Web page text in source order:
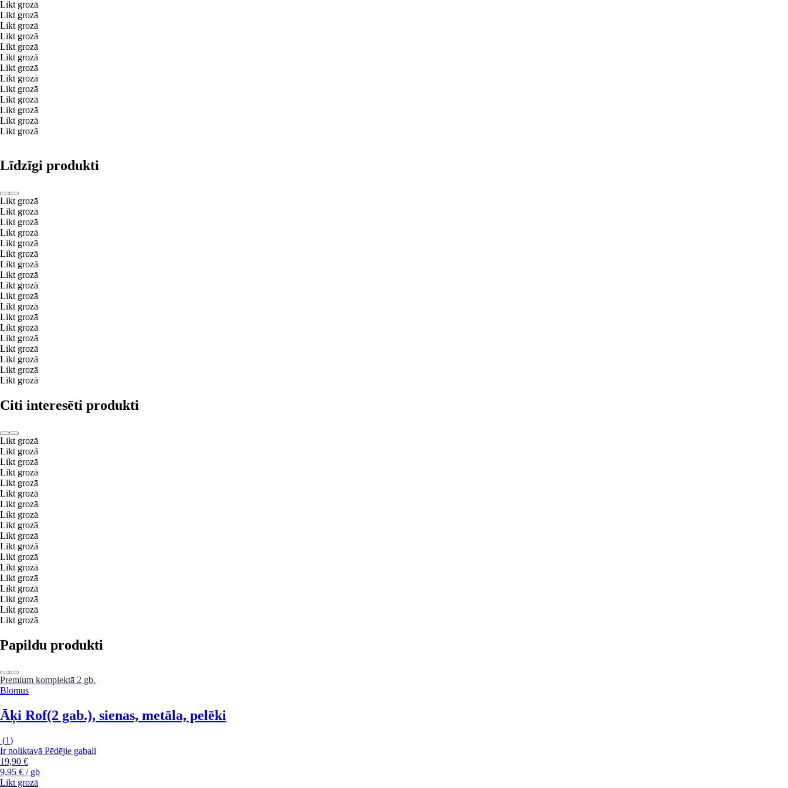
Likt grozā
Likt grozā
Likt grozā
Likt grozā
Likt grozā
Likt grozā
Likt grozā
Likt grozā
Likt grozā
Likt grozā
Likt grozā
Likt grozā
Likt grozā
Līdzīgi produkti
Likt grozā
Likt grozā
Likt grozā
Likt grozā
Likt grozā
Likt grozā
Likt grozā
Likt grozā
Likt grozā
Likt grozā
Likt grozā
Likt grozā
Likt grozā
Likt grozā
Likt grozā
Likt grozā
Likt grozā
Likt grozā
Citi interesēti produkti
Likt grozā
Likt grozā
Likt grozā
Likt grozā
Likt grozā
Likt grozā
Likt grozā
Likt grozā
Likt grozā
Likt grozā
Likt grozā
Likt grozā
Likt grozā
Likt grozā
Likt grozā
Likt grozā
Likt grozā
Likt grozā
Papildu produkti
Premium komplektā 2 gb.
Blomus
Āķi Rof(2 gab.), sienas, metāla, pelēki
(1)
Ir noliktavā Pēdējie gabali
19,90 €
9,95 € / gb
Likt grozā